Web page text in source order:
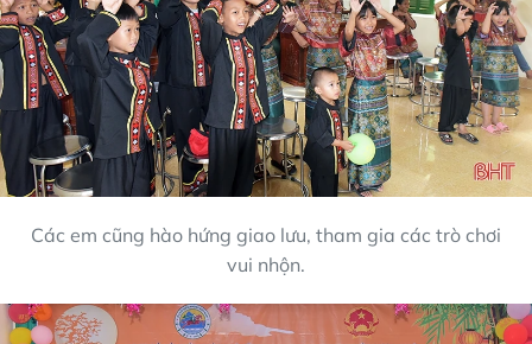
Các em cũng hào hứng giao lưu, tham gia các trò chơi
vui nhộn.